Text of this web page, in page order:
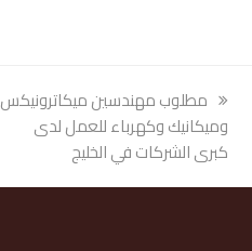
previous
post:
مطلوب مهندسين ميكاترونيكس
وميكانيك وكهرباء للعمل لدى
كبرى الشركات في الخليج